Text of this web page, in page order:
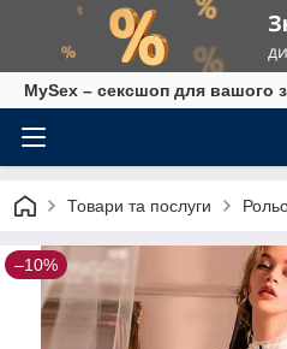
MySex – сексшоп для вашого
Товари та послуги
–10%